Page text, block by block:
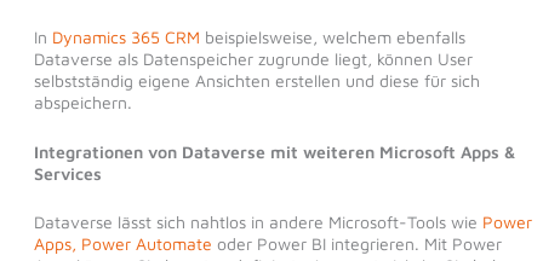
In Dynamics 365 CRM beispielsweise, welchem ebenfalls
Dataverse als Datenspeicher zugrunde liegt, können User
selbstständig eigene Ansichten erstellen und diese für sich
abspeichern.
Integrationen von Dataverse mit weiteren Microsoft Apps &
Services
Dataverse lässt sich nahtlos in andere Microsoft-Tools wie Power
Apps, Power Automate oder Power BI integrieren. Mit Power